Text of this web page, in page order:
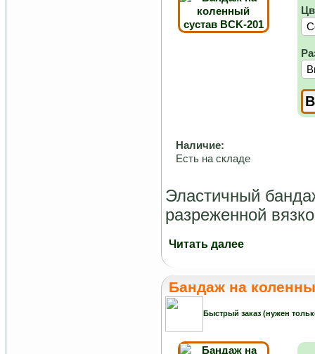
Наличие:
Есть на складе
Эластичный
разреженной
Читать далее
Бандаж на
Быстрый заказ (нужен